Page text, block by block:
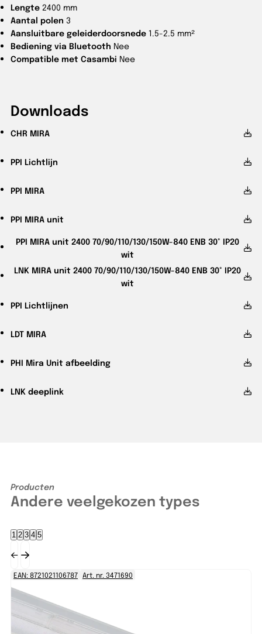
Lengte 2400 mm
Aantal polen 3
Aansluitbare geleiderdoorsnede 1.5-2.5 mm²
Bediening via Bluetooth Nee
Compatible met Casambi Nee
Downloads
CHR MIRA
PPI Lichtlijn
PPI MIRA
PPI MIRA unit
PPI MIRA unit 2400 70/90/110/130/150W-840 ENB 30° IP20
wit
LNK MIRA unit 2400 70/90/110/130/150W-840 ENB 30° IP20
wit
PPI Lichtlijnen
LDT MIRA
PHI Mira Unit afbeelding
LNK deeplink
Producten
Andere veelgekozen types
1 2 3 4 5
EAN: 8721021106787 Art. nr. 3471690